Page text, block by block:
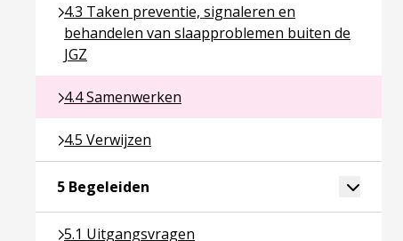
4.3 Taken preventie, signaleren en
behandelen van slaapproblemen buiten de
JGZ
Ga naar pagina over 4.3 Taken preventie,
4.4 Samenwerken
Ga naar pagina over 4.4 Samenwerken
4.5 Verwijzen
Ga naar pagina over 4.5 Verwijzen
5 Begeleiden Ga naar pagina over 5 BegeleidenToggle
5.1 Uitgangsvragen
Ga naar pagina over 5.1 Uitgangsvragen